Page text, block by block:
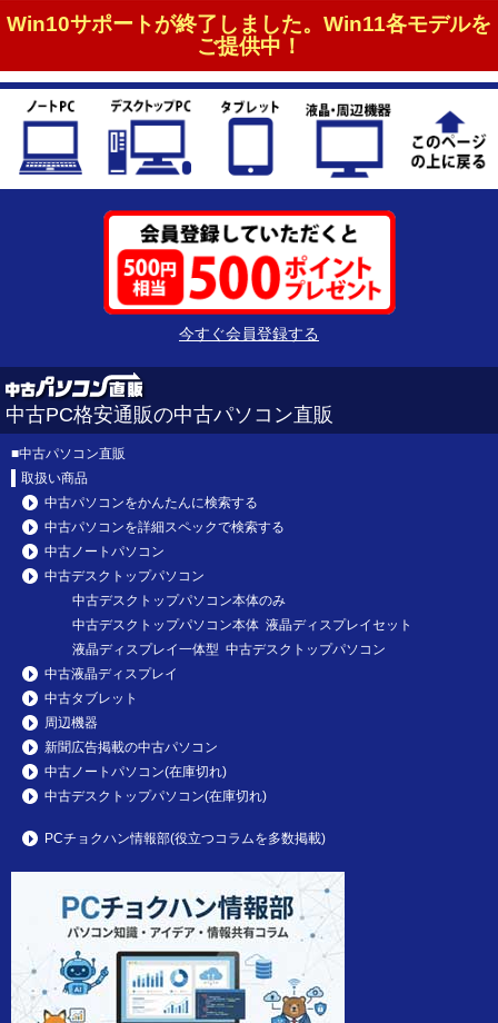
Win10サポートが終了しました。Win11各モデルを
ご提供中！
今すぐ会員登録する
中古PC格安通販の中古パソコン直販
■中古パソコン直販
取扱い商品
中古パソコンをかんたんに検索する
中古パソコンを詳細スペックで検索する
中古ノートパソコン
中古デスクトップパソコン
中古デスクトップパソコン本体のみ
中古デスクトップパソコン本体 液晶ディスプレイセット
液晶ディスプレイ一体型 中古デスクトップパソコン
中古液晶ディスプレイ
中古タブレット
周辺機器
新聞広告掲載の中古パソコン
中古ノートパソコン(在庫切れ)
中古デスクトップパソコン(在庫切れ)
PCチョクハン情報部(役立つコラムを多数掲載)